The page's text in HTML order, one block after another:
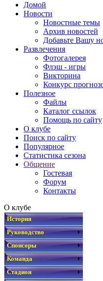
Домой
Новости
Новостные темы
Архив новостей
Добавьте Вашу
Развлечения
Фотогалерея
Флэш - игры
Викторина
Конкурс
Полезное
Файлы
Каталог ссылок
Помощь по сайту
О клубе
Поиск по сайту
Популярное
Статистика сезона
Общение
Гостевая
Форум
Контакты
О клубе
История
Руководство
Спонсоры
Команда
Стадион